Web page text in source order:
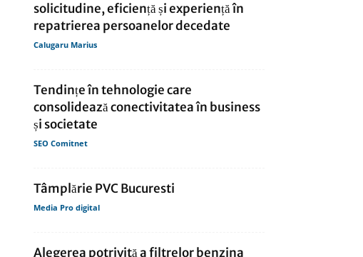
solicitudine, eficiență și experiență în
repatrierea persoanelor decedate
Calugaru Marius
Tendințe în tehnologie care
consolidează conectivitatea în business
și societate
SEO Comitnet
Tâmplărie PVC Bucuresti
Media Pro digital
Alegerea potrivită a filtrelor benzina